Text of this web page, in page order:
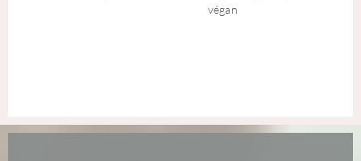
végan